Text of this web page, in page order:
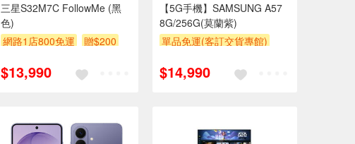
三星S32M7C FollowMe (黑
色)
網路1店800免運
贈$200
$13,990
【5G手機】SAMSUNG A57
8G/256G(莫蘭紫)
單品免運(客訂交貨專館)
$14,990